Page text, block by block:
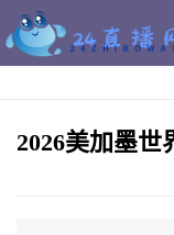
2026美加墨世